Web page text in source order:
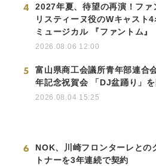
4
2027年夏、待望の再演！ファ
リスティーヌ役のWキャスト4
ミュージカル 『ファントム』
2026.08.06 12:00
5
富山県商工会議所青年部連合
年記念祝賀会 「DJ盆踊り」
2026.08.04 15:25
6
NOK、川崎フロンターレとの
トナーを3年連続で契約